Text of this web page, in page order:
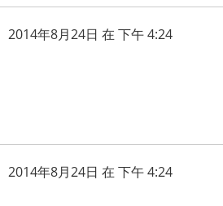
2014年8月24日 在 下午 4:24
2014年8月24日 在 下午 4:24